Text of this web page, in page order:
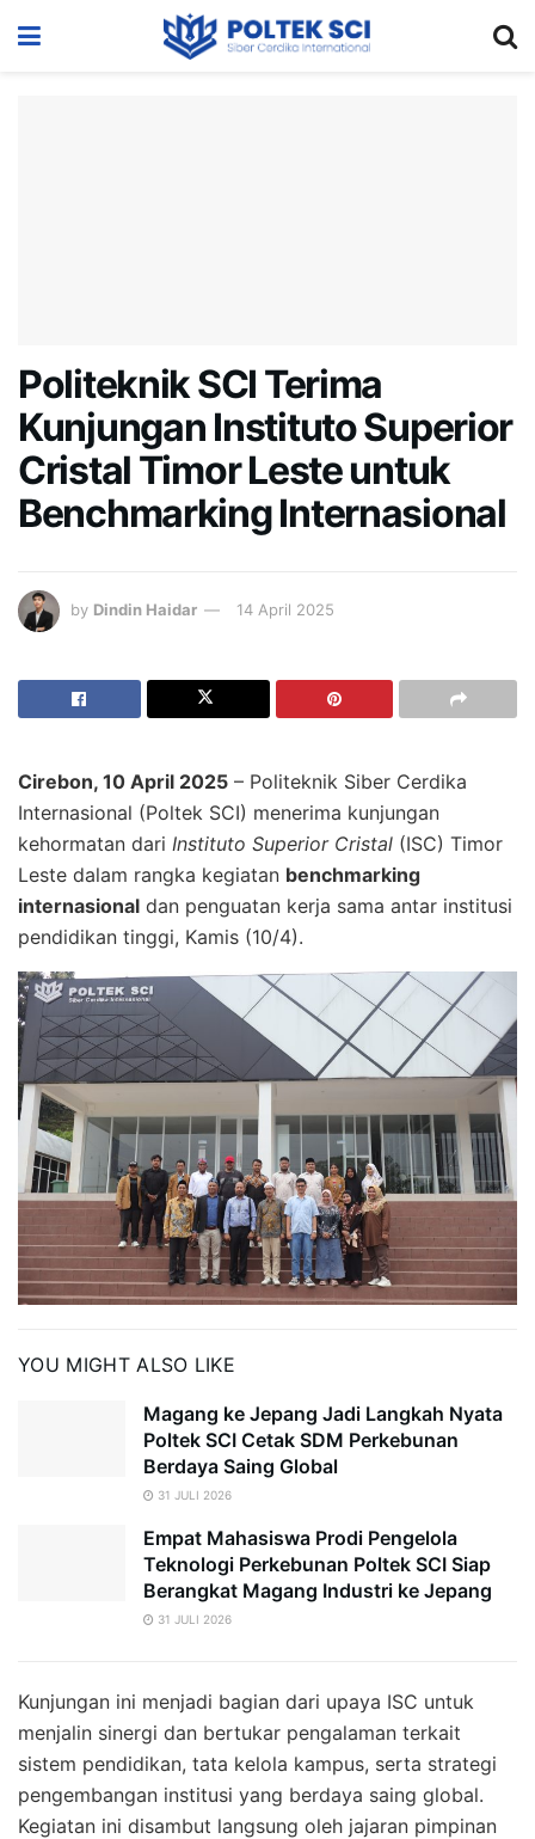
Politeknik SCI Terima
Kunjungan Instituto Superior
Cristal Timor Leste untuk
Benchmarking Internasional
by Dindin Haidar 14 April 2025
Cirebon, 10 April 2025 – Politeknik Siber Cerdika
Internasional (Poltek SCI) menerima kunjungan
kehormatan dari Instituto Superior Cristal (ISC) Timor
Leste dalam rangka kegiatan benchmarking
internasional dan penguatan kerja sama antar institusi
pendidikan tinggi, Kamis (10/4).
YOU MIGHT ALSO LIKE
Magang ke Jepang Jadi Langkah Nyata
Poltek SCI Cetak SDM Perkebunan
Berdaya Saing Global
31 JULI 2026
Empat Mahasiswa Prodi Pengelola
Teknologi Perkebunan Poltek SCI Siap
Berangkat Magang Industri ke Jepang
31 JULI 2026
Kunjungan ini menjadi bagian dari upaya ISC untuk
menjalin sinergi dan bertukar pengalaman terkait
sistem pendidikan, tata kelola kampus, serta strategi
pengembangan institusi yang berdaya saing global.
Kegiatan ini disambut langsung oleh jajaran pimpinan